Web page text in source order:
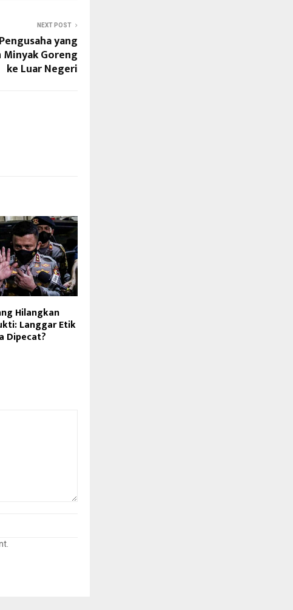
NEXT POST
yang
Minyak Goreng
ke Luar Negeri
Hilangkan
Langgar Etik
Dipecat?